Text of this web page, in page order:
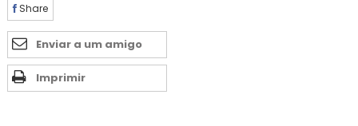
Share
Enviar a um amigo
Imprimir